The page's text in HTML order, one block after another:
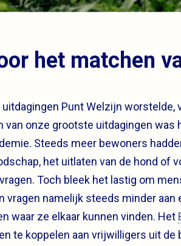
het matchen
Punt Welzijn worstelde,
van onze grootste uitdagingen was
Steeds meer bewoners
het uitlaten van de hond of
Toch bleek het lastig om
vragen namelijk steeds minder aan
waar ze elkaar kunnen vinden. Het
te koppelen aan vrijwilligers uit de